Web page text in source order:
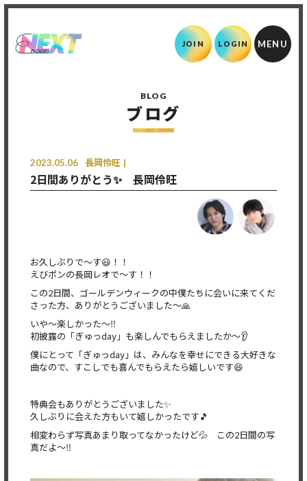
JOIN LOGIN
BLOG
ブログ
2023.05.06 長岡伶旺
2日間ありがとう✨ 長岡伶旺
お久しぶりで〜す😃！！
えびポンの長岡レオで〜す！！
この2日間、ゴールデンウィークの中僕たちに会いに来てくだ
さった方、ありがとうございました〜🙏
いや〜楽しかった〜‼️
初披露の「ぎゅっday」も楽しんでもらえましたか〜👂
僕にとって「ぎゅっday」は、みんなを幸せにできる大好きな
曲なので、すこしでも喜んでもらえたら嬉しいです😆
特典会もありがとうございました✨
久しぶりに会えた方もいて嬉しかったです🎵
相変わらず写真あまり取ってなかったけど💦 この2日間の写
真だよ〜‼